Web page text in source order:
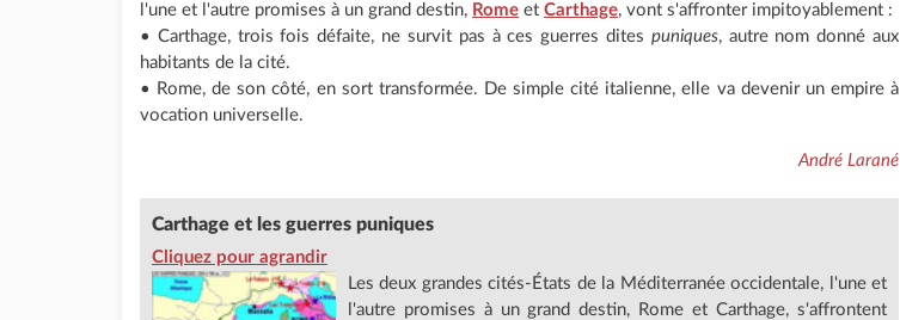
l'une et l'autre promises à un grand destin, Rome et Carthage, vont s'affronter impitoyablement :
• Carthage, trois fois défaite, ne survit pas à ces guerres dites puniques, autre nom donné aux
habitants de la cité.
• Rome, de son côté, en sort transformée. De simple cité italienne, elle va devenir un empire à
vocation universelle.
André Larané
Carthage et les guerres puniques
Cliquez pour agrandir
Les deux grandes cités-États de la Méditerranée occidentale, l'une et
l'autre promises à un grand destin, Rome et Carthage, s'affrontent